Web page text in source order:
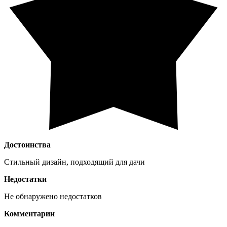
Достоинства
Стильный дизайн, подходящий для дачи
Недостатки
Не обнаружено недостатков
Комментарии